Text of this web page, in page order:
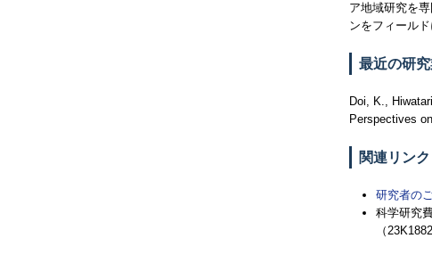
ア地域研究を
ンをフィール
最近の研
Doi, K.,
Perspectives
関連リンク
研究者の
科学研究
（